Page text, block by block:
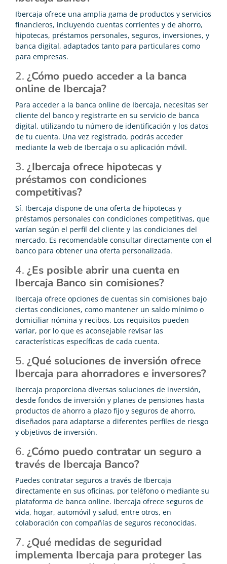
Ibercaja ofrece una amplia gama de productos y servicios
financieros, incluyendo cuentas corrientes y de ahorro,
hipotecas, préstamos personales, seguros, inversiones, y
banca digital, adaptados tanto para particulares como
para empresas.
2. ¿Cómo puedo acceder a la banca
online de Ibercaja?
Para acceder a la banca online de Ibercaja, necesitas ser
cliente del banco y registrarte en su servicio de banca
digital, utilizando tu número de identificación y los datos
de tu cuenta. Una vez registrado, podrás acceder
mediante la web de Ibercaja o su aplicación móvil.
3. ¿Ibercaja ofrece hipotecas y
préstamos con condiciones
competitivas?
Sí, Ibercaja dispone de una oferta de hipotecas y
préstamos personales con condiciones competitivas, que
varían según el perfil del cliente y las condiciones del
mercado. Es recomendable consultar directamente con el
banco para obtener una oferta personalizada.
4. ¿Es posible abrir una cuenta en
Ibercaja Banco sin comisiones?
Ibercaja ofrece opciones de cuentas sin comisiones bajo
ciertas condiciones, como mantener un saldo mínimo o
domiciliar nómina y recibos. Los requisitos pueden
variar, por lo que es aconsejable revisar las
características específicas de cada cuenta.
5. ¿Qué soluciones de inversión ofrece
Ibercaja para ahorradores e inversores?
Ibercaja proporciona diversas soluciones de inversión,
desde fondos de inversión y planes de pensiones hasta
productos de ahorro a plazo fijo y seguros de ahorro,
diseñados para adaptarse a diferentes perfiles de riesgo
y objetivos de inversión.
6. ¿Cómo puedo contratar un seguro a
través de Ibercaja Banco?
Puedes contratar seguros a través de Ibercaja
directamente en sus oficinas, por teléfono o mediante su
plataforma de banca online. Ibercaja ofrece seguros de
vida, hogar, automóvil y salud, entre otros, en
colaboración con compañías de seguros reconocidas.
7. ¿Qué medidas de seguridad
implementa Ibercaja para proteger las